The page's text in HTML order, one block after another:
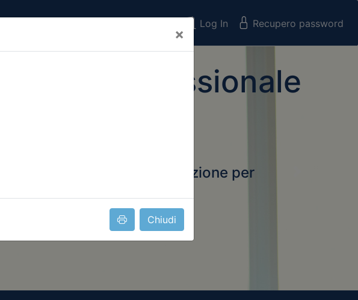
×
Chiudi
Log In Recupero password
Professionale
Il portale della formazione per
Ordini e Collegi
Professionali